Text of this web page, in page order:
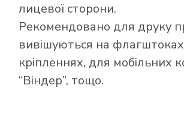
лицевої сторони.
Рекомендовано для друку
вивішуються на
кріпленнях, для мобільних
“Віндер”, тощо.